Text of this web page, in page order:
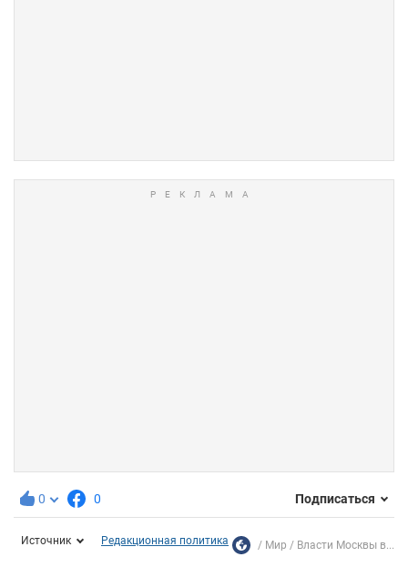
0 0 Подписаться
Источник Редакционная политика Мир Власти Москвы в...